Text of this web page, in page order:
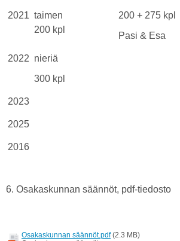
2021 taimen
200 kpl
200 + 275 kpl
Pasi & Esa
2022 nieriä
300 kpl
2023
2025
2016
6. Osakaskunnan säännöt, pdf-tiedosto
Osakaskunnan säännöt.pdf (2.3 MB)